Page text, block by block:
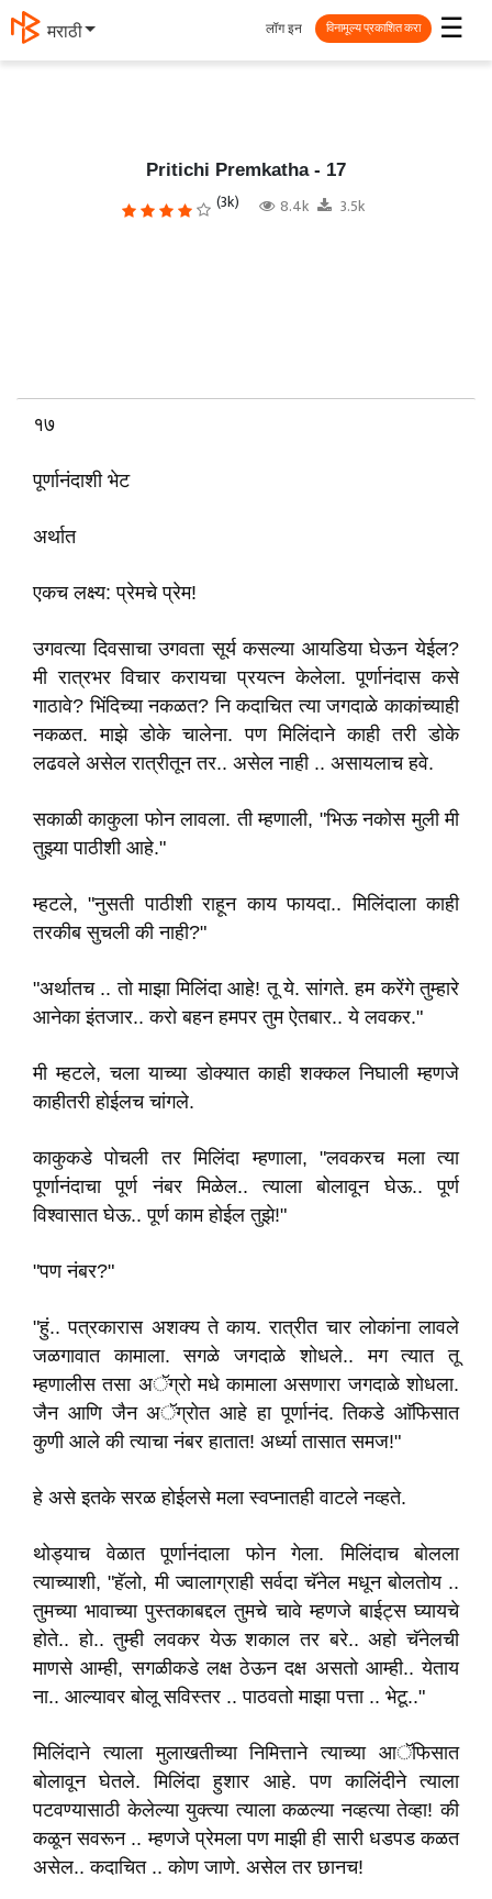
मराठी ☰
लॉग इन विनामूल्य प्रकाशित करा
Pritichi Premkatha - 17
(3k) 8.4k 3.5k
१७
पूर्णानंदाशी भेट
अर्थात
एकच लक्ष्य: प्रेमचे प्रेम!
उगवत्या दिवसाचा उगवता सूर्य कसल्या आयडिया घेऊन येईल?
मी रात्रभर विचार करायचा प्रयत्न केलेला. पूर्णानंदास कसे
गाठावे? भिंदिच्या नकळत? नि कदाचित त्या जगदाळे काकांच्याही
नकळत. माझे डोके चालेना. पण मिलिंदाने काही तरी डोके
लढवले असेल रात्रीतून तर.. असेल नाही .. असायलाच हवे.
सकाळी काकुला फोन लावला. ती म्हणाली, "भिऊ नकोस मुली मी
तुझ्या पाठीशी आहे."
म्हटले, "नुसती पाठीशी राहून काय फायदा.. मिलिंदाला काही
तरकीब सुचली की नाही?"
"अर्थातच .. तो माझा मिलिंदा आहे! तू ये. सांगते. हम करेंगे तुम्हारे
आनेका इंतजार.. करो बहन हमपर तुम ऐतबार.. ये लवकर."
मी म्हटले, चला याच्या डोक्यात काही शक्कल निघाली म्हणजे
काहीतरी होईलच चांगले.
काकुकडे पोचली तर मिलिंदा म्हणाला, "लवकरच मला त्या
पूर्णानंदाचा पूर्ण नंबर मिळेल.. त्याला बोलावून घेऊ.. पूर्ण
विश्वासात घेऊ.. पूर्ण काम होईल तुझे!"
"पण नंबर?"
"हुं.. पत्रकारास अशक्य ते काय. रात्रीत चार लोकांना लावले
जळगावात कामाला. सगळे जगदाळे शोधले.. मग त्यात तू
म्हणालीस तसा अॅग्रो मधे कामाला असणारा जगदाळे शोधला.
जैन आणि जैन अॅग्रोत आहे हा पूर्णानंद. तिकडे आ‌ॅफिसात
कुणी आले की त्याचा नंबर हातात! अर्ध्या तासात समज!"
हे असे इतके सरळ होईलसे मला स्वप्नातही वाटले नव्हते.
थोड्याच वेळात पूर्णानंदाला फोन गेला. मिलिंदाच बोलला
त्याच्याशी, "हॅलो, मी ज्वालाग्राही सर्वदा चॅनेल मधून बोलतोय ..
तुमच्या भावाच्या पुस्तकाबद्दल तुमचे चावे म्हणजे बाईट्स घ्यायचे
होते.. हो.. तुम्ही लवकर येऊ शकाल तर बरे.. अहो चॅनेलची
माणसे आम्ही, सगळीकडे लक्ष ठेऊन दक्ष असतो आम्ही.. येताय
ना.. आल्यावर बोलू सविस्तर .. पाठवतो माझा पत्ता .. भेटू.."
मिलिंदाने त्याला मुलाखतीच्या निमित्ताने त्याच्या आॅफिसात
बोलावून घेतले. मिलिंदा हुशार आहे. पण कालिंदीने त्याला
पटवण्यासाठी केलेल्या युक्त्या त्याला कळल्या नव्हत्या तेव्हा! की
कळून सवरून .. म्हणजे प्रेमला पण माझी ही सारी धडपड कळत
असेल.. कदाचित .. कोण जाणे. असेल तर छानच!